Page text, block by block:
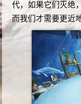
代，如果它们灭绝
而我们才需要更近